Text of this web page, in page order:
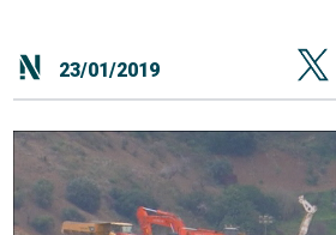
23/01/2019